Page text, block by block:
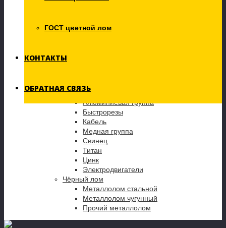
ГОСТ цветной лом
КОНТАКТЫ
ОБРАТНАЯ СВЯЗЬ
Мы покупаем:
Аккумуляторы
Алюминиевая группа
Быстрорезы
Кабель
Медная группа
Свинец
Титан
Цинк
Электродвигатели
Чёрный лом
Металлолом стальной
Металлолом чугунный
Прочий металлолом